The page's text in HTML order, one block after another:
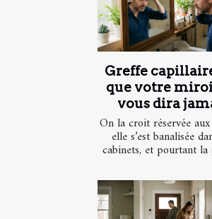
Greffe
que votre
vous dira
On la croit réservée
elle s’est banalisée
cabinets, et pourtant la